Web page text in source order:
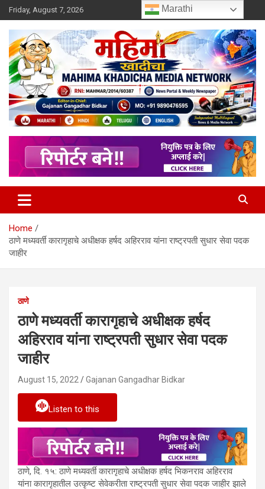
Skip
to
content
Friday, August 7, 2026
Mahimakhadicha
Home
ठाणे मध्यवर्ती कारागृहाचे अधीक्षक हर्षद अहिरराव यांना राष्ट्रपती सुधार सेवा पदक
जाहीर
ठाणे
ठाणे मध्यवर्ती कारागृहाचे अधीक्षक हर्षद
अहिरराव यांना राष्ट्रपती सुधार सेवा पदक
जाहीर
August 15, 2022 Gajanan Gangadhar Bidkar
Listen to this
ठाणे, दि. १५: ठाणे मध्यवर्ती कारागृहाचे अधीक्षक हर्षद भिकनराव अहिरराव
यांना कारागृहातील उत्कृष्ट सेवेकरीता राष्ट्रपती सुधार सेवा पदक जाहीर झाले
Marathi